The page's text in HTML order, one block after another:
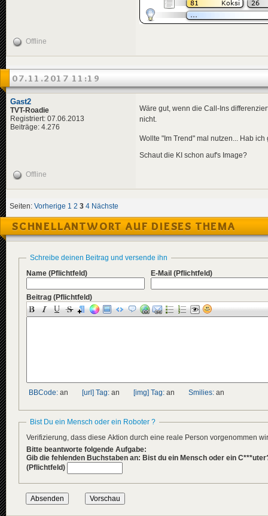
Offline
07.11.2017 11:19
Gast2
TVT-Roadie
Registriert: 07.06.2013
Beiträge: 4.276
Wäre gut, wenn die Call-Ins
nicht.
Wollte "Im Trend" mal nutzen... Hab
Schaut die KI schon auf's Image?
Offline
Seiten: Vorherige 1 2 3 4 Nächste
SCHNELLANTWORT AUF DIESES THEMA
Schreibe deinen Beitrag und versende ihn
Name (Pflichtfeld) E-Mail (Pflichtfeld)
Beitrag (Pflichtfeld)
BBCode: an [url] Tag: an [img] Tag: an Smilies: an
Bist Du ein Mensch oder ein Roboter ?
Verifizierung, dass diese Aktion durch eine reale Person vorgenommen
Bitte beantworte folgende Aufgabe:
Gib die fehlenden Buchstaben an: Bist du ein Mensch oder ein
(Pflichtfeld)